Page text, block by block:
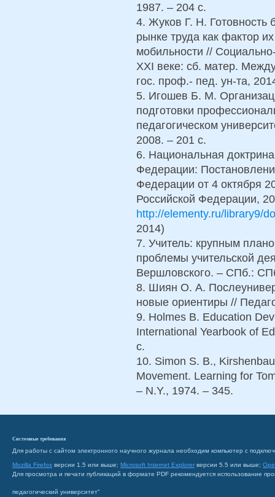
1987. – 204 с.
4. Жуков Г. Н. Готовность
рынке труда как фактор
мобильности //
XXI веке: сб. матер.
гос. проф.- пед. ун-та,
5. Игошев Б. М.
подготовки
педагогическом
2008. – 201 с.
6. Национальная
Федерации:
Федерации от 4 октября
Российской Федерации,
http://elementy.ru/library9/
2014)
7. Учитель: крупным
проблемы учительской
Вершловского. – СПб.:
8. Шиян О. А.
новые ориентиры //
9. Holmes B. Education
International Yearbook of
с.
10. Simon S. B.,
Movement. Learning for
– N.Y., 1974. – 345.
Системные требования
Для работы с сайтом электронного научного журнала необходим компьютер с
Mozilla Firefox версии 1.5 или выше; Microsoft Internet Explorer версии 5.5 или выше;
Для просмотра и печати публикаций в формате PDF рекомендуется использование
педагогический университет"